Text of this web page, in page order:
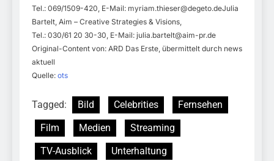
Tel.: 069/1509-420, E-Mail: myriam.thieser@degeto.deJulia
Bartelt, Aim – Creative Strategies & Visions,
Tel.: 030/61 20 30-30, E-Mail: julia.bartelt@aim-pr.de
Original-Content von: ARD Das Erste, übermittelt durch news
aktuell
Quelle: ots
Tagged: Bild Celebrities
Fernsehen
Film
Medien
Streaming
TV-Ausblick
Unterhaltung